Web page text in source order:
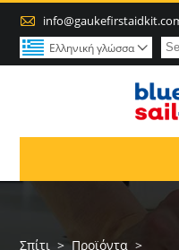

Ελληνική γλώσσα 
Σπίτι > Προϊόντα >